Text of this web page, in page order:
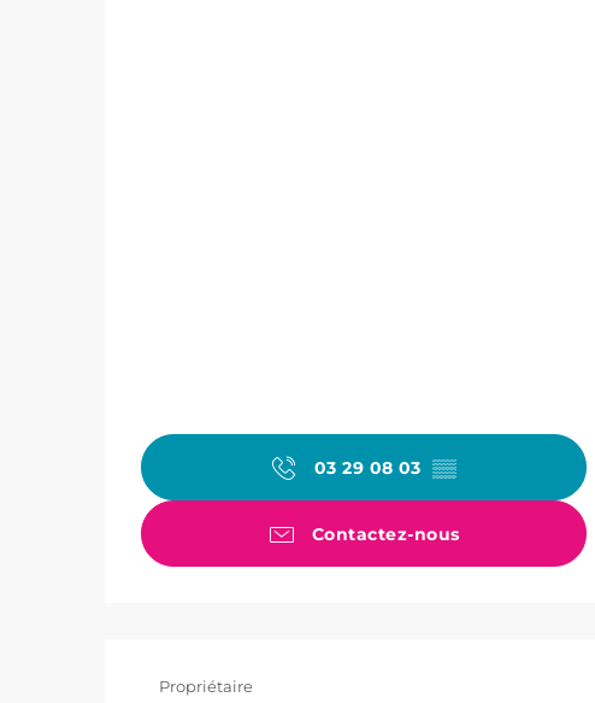
03 29 08 03 ▒▒
Contactez-nous
Propriétaire